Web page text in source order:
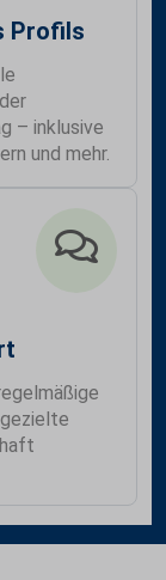
Profils
– inklusive
und mehr.